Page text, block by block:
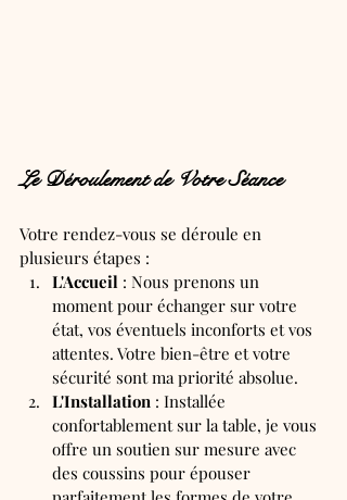
Le Déroulement de Votre Séance
Votre rendez-vous se déroule en
plusieurs étapes :
L'Accueil : Nous prenons un
moment pour échanger sur votre
état, vos éventuels inconforts et vos
attentes. Votre bien-être et votre
sécurité sont ma priorité absolue.
L'Installation : Installée
confortablement sur la table, je vous
offre un soutien sur mesure avec
des coussins pour épouser